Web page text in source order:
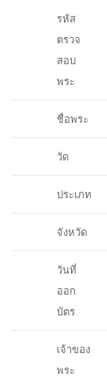
รหัส
ตรวจ
สอบ
พระ
ชื่อพระ
วัด
ประเภท
จังหวัด
วันที่
ออก
บัตร
เจ้าของ
พระ